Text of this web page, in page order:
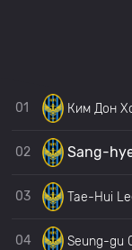
01 Ким Дон
02 Sang-
03 Tae-Hui
04 Seung-gu